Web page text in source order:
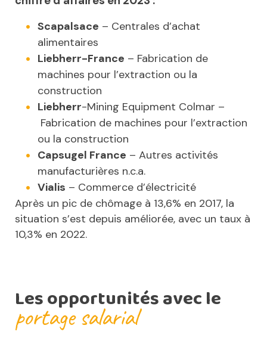
Scapalsace – Centrales d’achat
alimentaires
Liebherr-France – Fabrication de
machines pour l’extraction ou la
construction
Liebherr-Mining Equipment Colmar –
Fabrication de machines pour l’extraction
ou la construction
Capsugel France – Autres activités
manufacturières n.c.a.
Vialis – Commerce d’électricité
Après un pic de chômage à 13,6% en 2017, la
situation s’est depuis améliorée, avec un taux à
10,3% en 2022.
Les opportunités avec le
portage salarial